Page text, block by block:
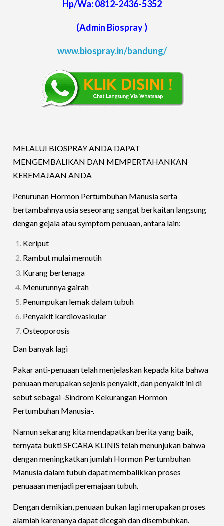
Hp/Wa: 0812-2436-5352
(Admin Biospray )
www.biospray.in/bandung/
MELALUI BIOSPRAY ANDA DAPAT
MENGEMBALIKAN DAN MEMPERTAHANKAN
KEREMAJAAN ANDA
Penurunan Hormon Pertumbuhan Manusia serta
bertambahnya usia seseorang sangat berkaitan langsung
dengan gejala atau symptom penuaan, antara lain:
Keriput
Rambut mulai memutih
Kurang bertenaga
Menurunnya gairah
Penumpukan lemak dalam tubuh
Penyakit kardiovaskular
Osteoporosis
Dan banyak lagi
Pakar anti-penuaan telah menjelaskan kepada kita bahwa
penuaan merupakan sejenis penyakit, dan penyakit ini di
sebut sebagai -Sindrom Kekurangan Hormon
Pertumbuhan Manusia-.
Namun sekarang kita mendapatkan berita yang baik,
ternyata bukti SECARA KLINIS telah menunjukan bahwa
dengan meningkatkan jumlah Hormon Pertumbuhan
Manusia dalam tubuh dapat membalikkan proses
penuaaan menjadi peremajaan tubuh.
Dengan demikian, penuaan bukan lagi merupakan proses
alamiah karenanya dapat dicegah dan disembuhkan.